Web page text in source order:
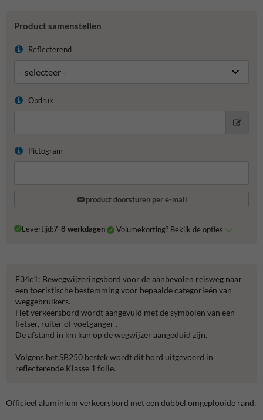
Product samenstellen
Reflecterend
Opdruk
Pictogram
product doorsturen per e-mail
Levertijd:7-8 werkdagen Volumekorting? Bekijk de opties
F34c1: Bewegwijzeringsbord voor de aanbevolen reisweg naar
een toeristische bestemming voor bepaalde categorieën van
weggebruikers.
Het verkeersbord wordt aangevuld met de symbolen van een
fietser, ruiter of voetganger .
De afstand in km kan op de wegwijzer aangeduid zijn.
Volgens het SB250 bestek wordt dit bord uitgevoerd in
reflecterende Klasse 1 folie.
Officieel aluminium verkeersbord met een dubbel omgeplooide rand.